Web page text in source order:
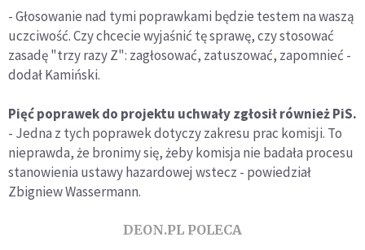
- Głosowanie nad tymi poprawkami będzie testem na waszą
uczciwość. Czy chcecie wyjaśnić tę sprawę, czy stosować
zasadę "trzy razy Z": zagłosować, zatuszować, zapomnieć -
dodał Kamiński.
Pięć poprawek do projektu uchwały zgłosił również PiS.
- Jedna z tych poprawek dotyczy zakresu prac komisji. To
nieprawda, że bronimy się, żeby komisja nie badała procesu
stanowienia ustawy hazardowej wstecz - powiedział
Zbigniew Wassermann.
DEON.PL POLECA